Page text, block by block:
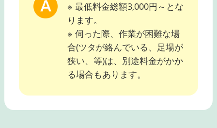
※ 最低料金総額3,000円～とな
ります。
※ 伺った際、作業が困難な場
合(ツタが絡んでいる、足場が
狭い、等)は、別途料金がかか
る場合もあります。